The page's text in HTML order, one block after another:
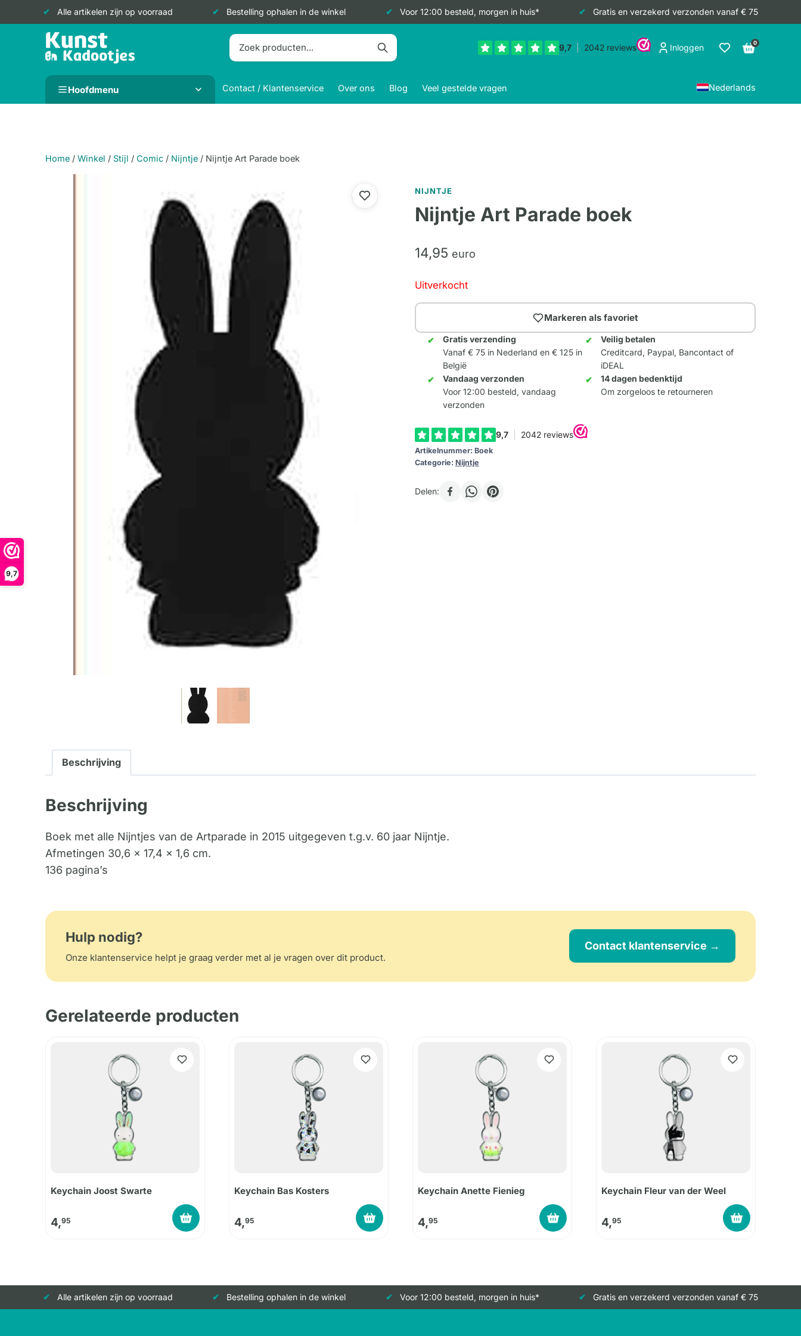
9,7
Alle artikelen zijn op voorraad Bestelling ophalen in de winkel Voor 12:00 besteld, morgen in huis* Gratis en verzekerd verzonden vanaf € 75
Doorgaan
Inloggen 0
Hoofdmenu Contact / Klantenservice Over ons Blog Veel gestelde vragen Nederlands
Home / Winkel / Stijl / Comic / Nijntje / Nijntje Art Parade boek
NIJNTJE
Nijntje Art Parade boek
14,95 euro
Uitverkocht
Markeren als favoriet
Gratis verzending
Vanaf € 75 in Nederland en € 125 in
België
Veilig betalen
Creditcard, Paypal, Bancontact of
iDEAL
Vandaag verzonden
Voor 12:00 besteld, vandaag
verzonden
14 dagen bedenktijd
Om zorgeloos te retourneren
Artikelnummer: Boek
Categorie: Nijntje
Delen:
Beschrijving
Beschrijving
Boek met alle Nijntjes van de Artparade in 2015 uitgegeven t.g.v. 60 jaar Nijntje.
Afmetingen 30,6 x 17,4 x 1,6 cm.
136 pagina’s
Hulp nodig?
Onze klantenservice helpt je graag verder met al je vragen over dit product.
Contact klantenservice →
Gerelateerde producten
Keychain Joost Swarte
4,95
Keychain Bas Kosters
4,95
Keychain Anette Fienieg
4,95
Keychain Fleur van der Weel
4,95
Alle artikelen zijn op voorraad Bestelling ophalen in de winkel Voor 12:00 besteld, morgen in huis* Gratis en verzekerd verzonden vanaf € 75